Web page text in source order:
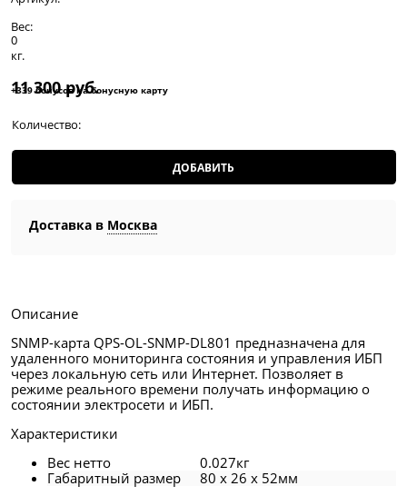
Вес:
0
кг.
11 300 руб.
+339 бонусов на бонусную карту
Количество:
ДОБАВИТЬ
Доставка в Москва
Описание
SNMP-карта QPS-OL-SNMP-DL801 предназначена для
удаленного мониторинга состояния и управления ИБП
через локальную сеть или Интернет. Позволяет в
режиме реального времени получать информацию о
состоянии электросети и ИБП.
Характеристики
Вес нетто
0.027кг
Габаритный размер
80 x 26 x 52мм